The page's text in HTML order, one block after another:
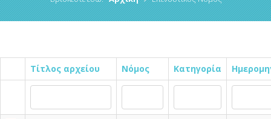
Τίτλος αρχείου Νόμος Κατηγορία